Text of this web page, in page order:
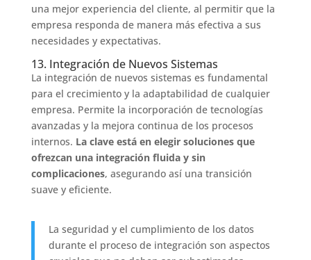
una mejor experiencia del cliente, al permitir que la
empresa responda de manera más efectiva a sus
necesidades y expectativas.
13. Integración de Nuevos Sistemas
La integración de nuevos sistemas es fundamental
para el crecimiento y la adaptabilidad de cualquier
empresa. Permite la incorporación de tecnologías
avanzadas y la mejora continua de los procesos
internos. La clave está en elegir soluciones que
ofrezcan una integración fluida y sin
complicaciones, asegurando así una transición
suave y eficiente.
La seguridad y el cumplimiento de los datos
durante el proceso de integración son aspectos